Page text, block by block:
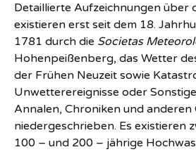
Detaillierte Aufzeichnungen über
existieren erst seit dem 18.
1781 durch die Societas
Hohenpeißenberg, das Wetter
der Frühen Neuzeit sowie
Unwetterereignisse oder
Annalen, Chroniken und anderen
niedergeschrieben. Es existieren
100 – und 200 – jährige